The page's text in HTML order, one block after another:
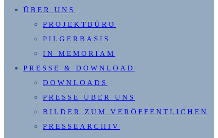
ÜBER UNS
PROJEKTBÜRO
PILGERBASIS
IN MEMORIAM
PRESSE & DOWNLOAD
DOWNLOADS
PRESSE ÜBER UNS
BILDER ZUM VERÖFFENTLICHEN
PRESSEARCHIV